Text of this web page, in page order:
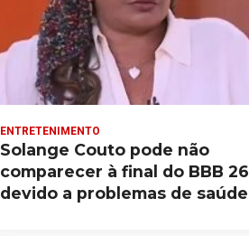
ENTRETENIMENTO
Solange Couto pode não
comparecer à final do BBB 26
devido a problemas de saúde